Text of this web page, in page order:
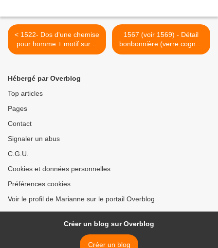
< 1522- Dos d'une chemise
pour homme + motif sur le
devant sur la poche (motif
1567 (voir 1569) - Détail
bonbonnière (verre cognac
21x18 cm) pour un mariage
Hébergé par Overblog
Top articles
Pages
Contact
Signaler un abus
C.G.U.
Cookies et données personnelles
Préférences cookies
Voir le profil de Marianne sur le portail Overblog
Créer un blog sur Overblog
Créer un blog